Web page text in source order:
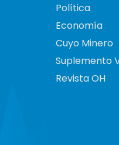
Política
Economía
Cuyo Minero
Suplemento
Revista OH